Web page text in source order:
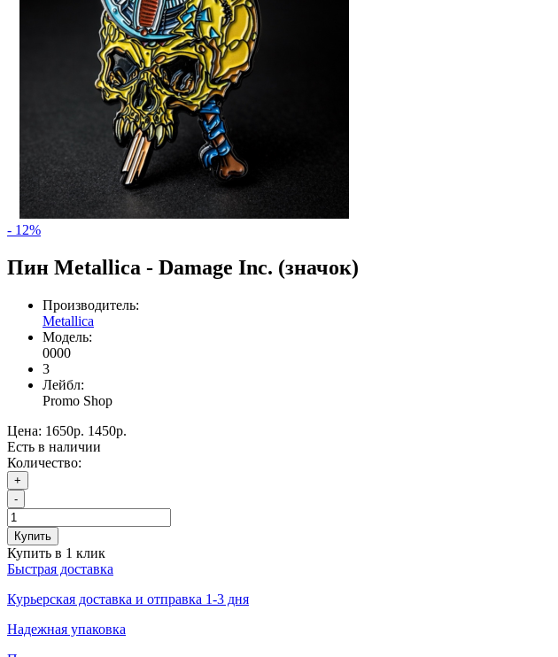
- 12%
Пин Metallica - Damage Inc. (значок)
Производитель:
Metallica
Модель:
0000
3
Лейбл:
Promo Shop
Цена: 1650р. 1450р.
Есть в наличии
Количество:
+
-
Купить
Купить в 1 клик
Быстрая доставка
Курьерская доставка и отправка 1-3 дня
Надежная упаковка